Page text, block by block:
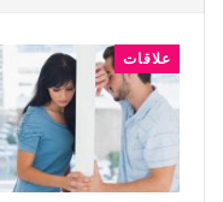
علاقات